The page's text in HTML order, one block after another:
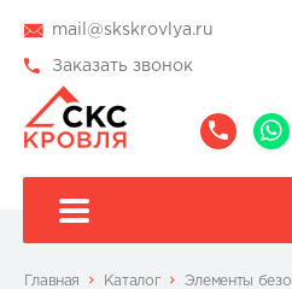
mail@skskrovlya.ru
Заказать звонок
Главная Каталог
Элементы